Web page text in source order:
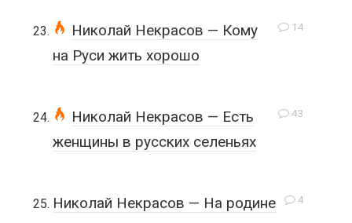
14
Николай Некрасов — Кому
на Руси жить хорошо
43
Николай Некрасов — Есть
женщины в русских селеньях
4
Николай Некрасов — На родине